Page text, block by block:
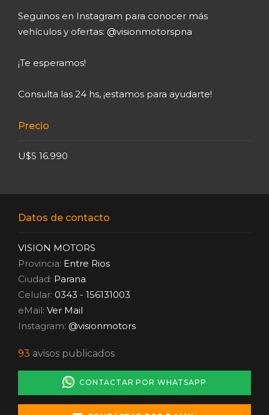
Seguinos en Instagram para conocer más
vehículos y ofertas: @visionmotorspna
¡Te esperamos!
Consulta las 24 hs, ¡estamos para ayudarte!
Precio
U$S 16.990
Datos de contacto
VISION MOTORS
Provincia: Entre Rios
Ciudad: Parana
Celular: 0343 - 156131003
eMail: Ver Mail
Instagram: @visionmotors
93 avisos publicados
CONTACTAR POR WHATSAPP